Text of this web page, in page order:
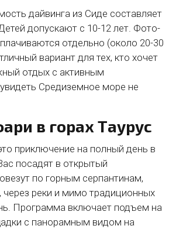
дайвинга из Сиде составляет
допускают с 10-12 лет. Фото-
отдельно (около 20-30
вариант для тех, кто хочет
отдых с активным
Средиземное море не
в горах Таурус
приключение на полный день в
посадят в открытый
по горным серпантинам,
реки и мимо традиционных
Программа включает подъем на
с панорамным видом на